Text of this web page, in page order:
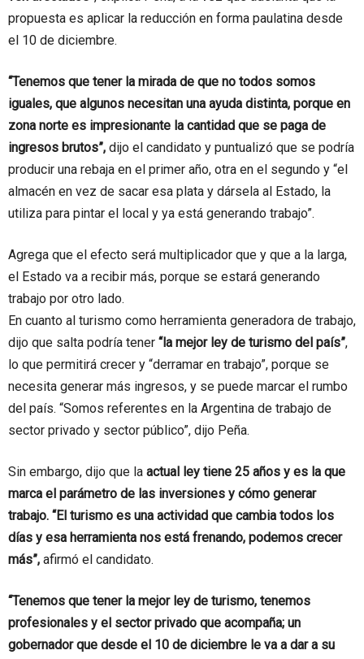
propuesta es aplicar la reducción en forma paulatina desde
el 10 de diciembre.
“Tenemos que tener la mirada de que no todos somos
iguales, que algunos necesitan una ayuda distinta, porque en
zona norte es impresionante la cantidad que se paga de
ingresos brutos”, dijo el candidato y puntualizó que se podría
producir una rebaja en el primer año, otra en el segundo y “el
almacén en vez de sacar esa plata y dársela al Estado, la
utiliza para pintar el local y ya está generando trabajo”.
Agrega que el efecto será multiplicador que y que a la larga,
el Estado va a recibir más, porque se estará generando
trabajo por otro lado.
En cuanto al turismo como herramienta generadora de trabajo,
dijo que salta podría tener “la mejor ley de turismo del país”,
lo que permitirá crecer y “derramar en trabajo”, porque se
necesita generar más ingresos, y se puede marcar el rumbo
del país. “Somos referentes en la Argentina de trabajo de
sector privado y sector público”, dijo Peña.
Sin embargo, dijo que la actual ley tiene 25 años y es la que
marca el parámetro de las inversiones y cómo generar
trabajo. “El turismo es una actividad que cambia todos los
días y esa herramienta nos está frenando, podemos crecer
más”, afirmó el candidato.
“Tenemos que tener la mejor ley de turismo, tenemos
profesionales y el sector privado que acompaña; un
gobernador que desde el 10 de diciembre le va a dar a su